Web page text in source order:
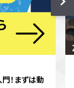
！まずは動